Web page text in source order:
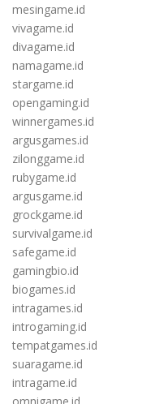
mesingame.id
vivagame.id
divagame.id
namagame.id
stargame.id
opengaming.id
winnergames.id
argusgames.id
zilonggame.id
rubygame.id
argusgame.id
grockgame.id
survivalgame.id
safegame.id
gamingbio.id
biogames.id
intragames.id
introgaming.id
tempatgames.id
suaragame.id
intragame.id